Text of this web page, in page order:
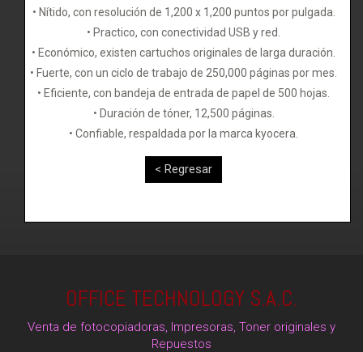
• Nítido, con resolución de 1,200 x 1,200 puntos por pulgada.
• Practico, con conectividad USB y red.
• Económico, existen cartuchos originales de larga duración.
• Fuerte, con un ciclo de trabajo de 250,000 páginas por mes.
• Eficiente, con bandeja de entrada de papel de 500 hojas.
• Duración de tóner, 12,500 páginas.
• Confiable, respaldada por la marca kyocera.
< Regresar
OFFICE TECHNOLOGY S.A.C.
Venta de fotocopiadoras, Impresoras, Toner originales y
Repuestos